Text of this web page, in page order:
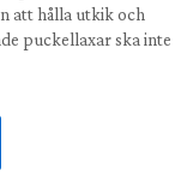
att hålla utkik och
puckellaxar ska inte